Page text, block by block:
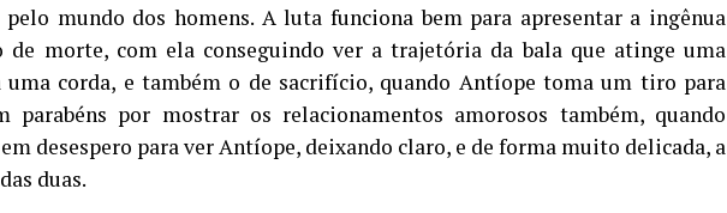
pelo mundo dos homens. A luta funciona bem para apresentar a ingênua
de morte, com ela conseguindo ver a trajetória da bala que atinge uma
uma corda, e também o de sacrifício, quando Antíope toma um tiro para
parabéns por mostrar os relacionamentos amorosos também, quando
desespero para ver Antíope, deixando claro, e de forma muito delicada, a
duas.